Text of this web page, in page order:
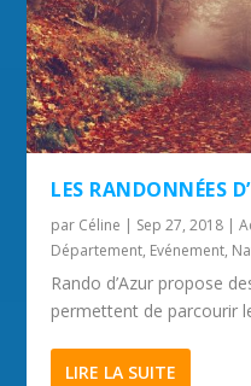
FOIRE BIO ET LOCAL
BALADE LE LONG
LE ROCHER DE
ROUBION
LES RANDONNÉES
par Céline | Sep 27, 2018 |
Département, Evénement,
Rando d’Azur propose
permettent de parcourir
LIRE LA SUITE